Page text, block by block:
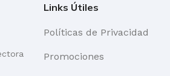
Links Útiles
Políticas de Privacidad
Promociones